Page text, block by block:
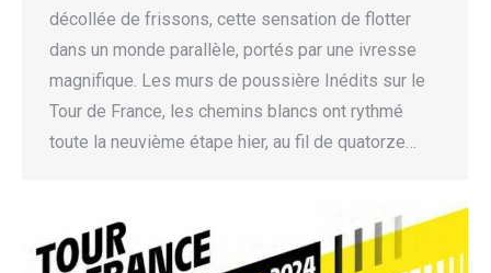
décollée de frissons, cette sensation de flotter
dans un monde parallèle, portés par une ivresse
magnifique. Les murs de poussière Inédits sur le
Tour de France, les chemins blancs ont rythmé
toute la neuvième étape hier, au fil de quatorze…